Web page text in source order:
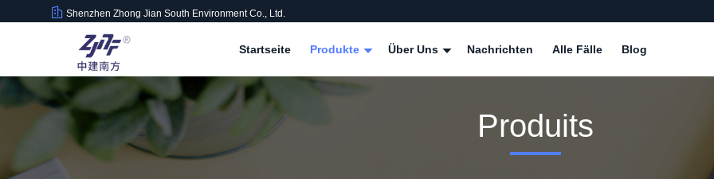
Shenzhen Zhong Jian South Environment Co., Ltd.
Startseite Produkte Über Uns Nachrichten Alle Fälle Blog
Produits